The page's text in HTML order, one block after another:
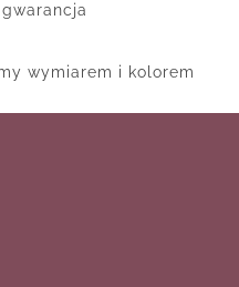
wymiarem i kolorem